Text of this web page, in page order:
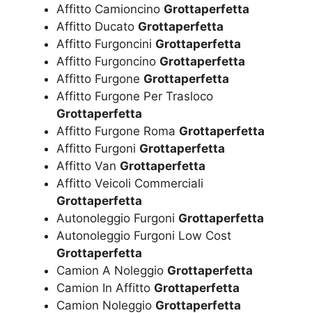
Affitto Camioncino Grottaperfetta
Affitto Ducato Grottaperfetta
Affitto Furgoncini Grottaperfetta
Affitto Furgoncino Grottaperfetta
Affitto Furgone Grottaperfetta
Affitto Furgone Per Trasloco
Grottaperfetta
Affitto Furgone Roma Grottaperfetta
Affitto Furgoni Grottaperfetta
Affitto Van Grottaperfetta
Affitto Veicoli Commerciali
Grottaperfetta
Autonoleggio Furgoni Grottaperfetta
Autonoleggio Furgoni Low Cost
Grottaperfetta
Camion A Noleggio Grottaperfetta
Camion In Affitto Grottaperfetta
Camion Noleggio Grottaperfetta